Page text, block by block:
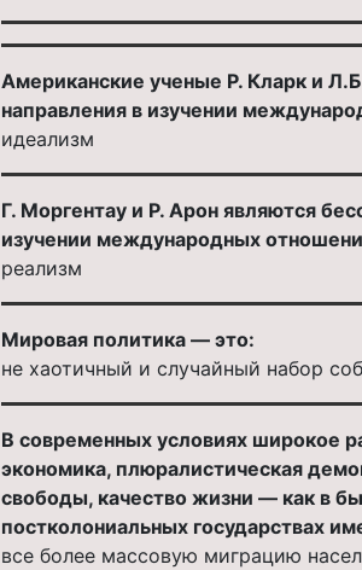
Американские ученые Р. Кларк и
направления в изучении
идеализм
Г. Моргентау и Р. Арон являются
изучении международных
реализм
Мировая политика — это:
не хаотичный и случайный набор
В современных условиях широкое
экономика, плюралистическая
свободы, качество жизни — как в
постколониальных государствах
все более массовую миграцию